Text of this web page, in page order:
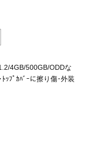
4GB/500GB/ODDな
ｯﾌﾟｶﾊﾞｰに擦り傷･外装